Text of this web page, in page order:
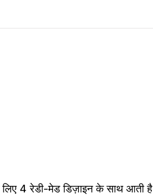
4 रेडी-मेड डिज़ाइन के साथ आती है